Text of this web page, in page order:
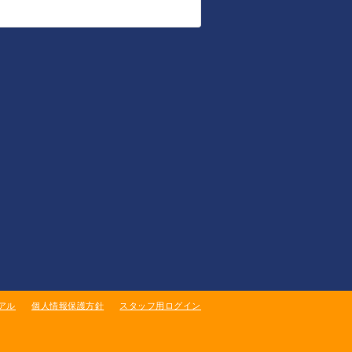
ル 個人情報保護方針 スタッフ用ログイン